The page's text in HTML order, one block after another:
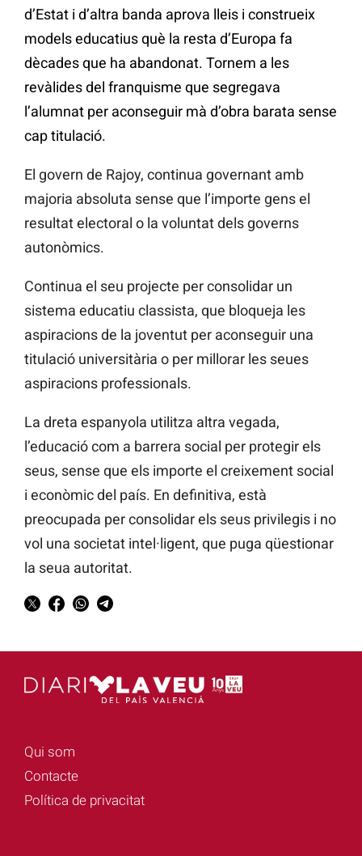
d’Estat i d’altra banda aprova lleis i construeix
models educatius què la resta d’Europa fa
dècades que ha abandonat. Tornem a les
revàlides del franquisme que segregava
l’alumnat per aconseguir mà d’obra barata sense
cap titulació.
El govern de Rajoy, continua governant amb
majoria absoluta sense que l’importe gens el
resultat electoral o la voluntat dels governs
autonòmics.
Continua el seu projecte per consolidar un
sistema educatiu classista, que bloqueja les
aspiracions de la joventut per aconseguir una
titulació universitària o per millorar les seues
aspiracions professionals.
La dreta espanyola utilitza altra vegada,
l’educació com a barrera social per protegir els
seus, sense que els importe el creixement social
i econòmic del país. En definitiva, està
preocupada per consolidar els seus privilegis i no
vol una societat intel·ligent, que puga qüestionar
la seua autoritat.
Qui som
Contacte
Política de privacitat